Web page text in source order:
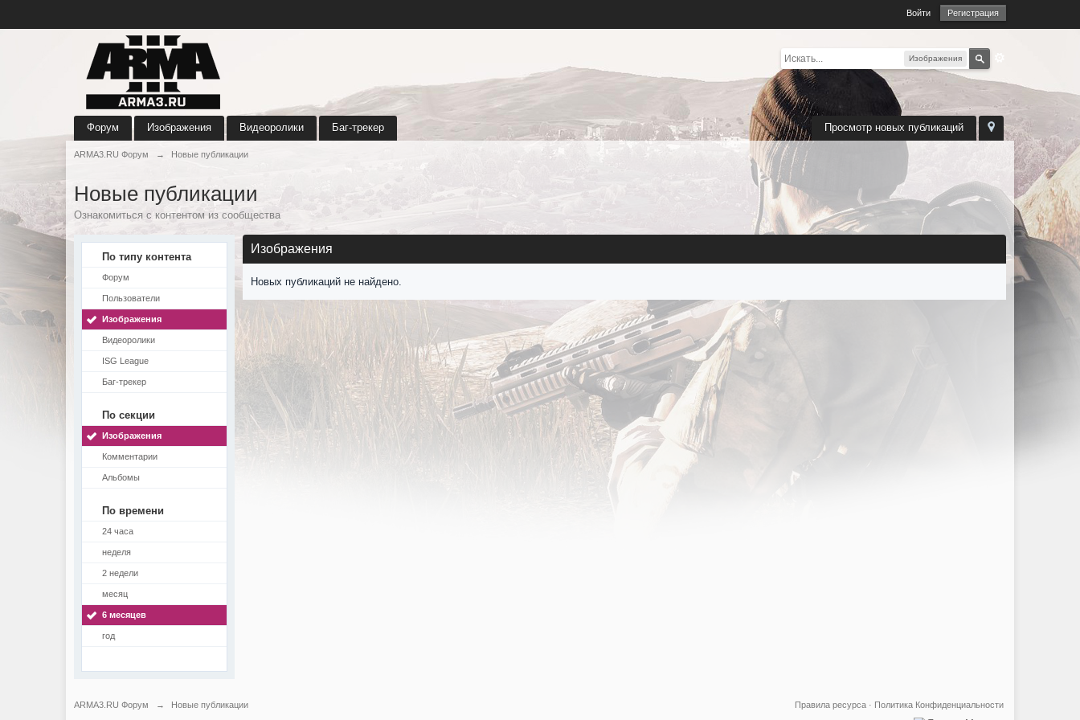
Войти Регистрация
Изображения
Просмотр новых публикаций
Форум Изображения Видеоролики Баг-трекер
ARMA3.RU Форум → Новые публикации
Новые публикации
Ознакомиться с контентом из сообщества
По типу контента
Форум
Пользователи
Изображения
Видеоролики
ISG League
Баг-трекер
По секции
Изображения
Комментарии
Альбомы
По времени
24 часа
неделя
2 недели
месяц
6 месяцев
год
Изображения
Новых публикаций не найдено.
ARMA3.RU Форум → Новые публикации Политика Конфиденциальности
Правила ресурса ·